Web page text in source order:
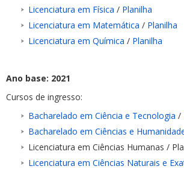
Licenciatura em Física / Planilha
Licenciatura em Matemática / Planilha
Licenciatura em Química / Planilha
Ano base: 2021
Cursos de ingresso:
Bacharelado em Ciência e Tecnologia /
Bacharelado em Ciências e
Licenciatura em Ciências Humanas /
Licenciatura em Ciências Naturais e